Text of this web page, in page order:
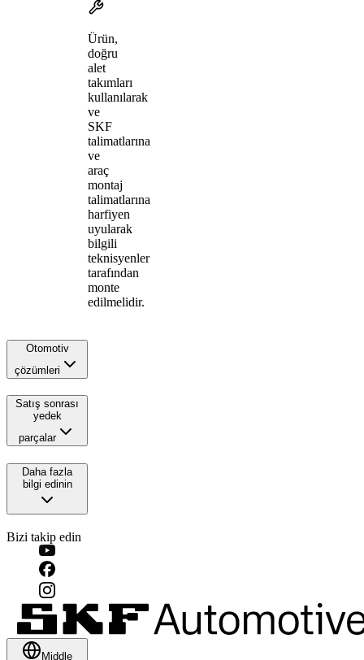
Ürün,
doğru
alet
takımları
kullanılarak
ve
SKF
talimatlarına
ve
araç
montaj
talimatlarına
harfiyen
uyularak
bilgili
teknisyenler
tarafından
monte
edilmelidir.
Otomotiv
çözümleri
Satış sonrası
yedek
parçalar
Daha fazla
bilgi edinin
Bizi takip edin
Middle